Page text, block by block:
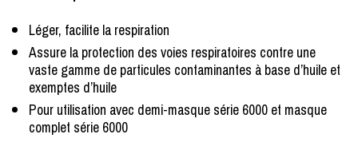
Léger, facilite la respiration
Assure la protection des voies respiratoires contre une
vaste gamme de particules contaminantes à base d’huile et
exemptes d’huile
Pour utilisation avec demi-masque série 6000 et masque
complet série 6000